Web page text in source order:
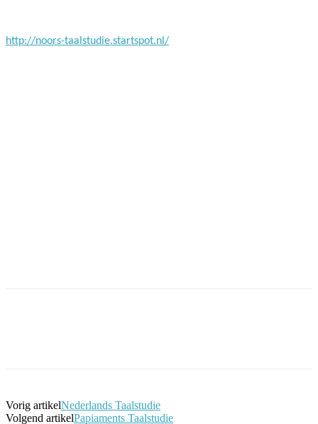
http://noors-taalstudie.startspot.nl/
Vorig artikelNederlands Taalstudie
Volgend artikelPapiaments Taalstudie